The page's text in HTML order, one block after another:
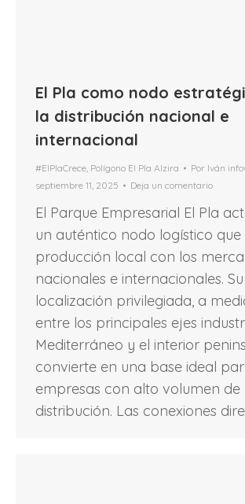
El Pla como nodo
la distribución nacional e
internacional
#ElPlaCrece Polígono El Pla Alzira Por Iván
septiembre 11, 2025
Deja un comentario
El Parque Empresarial El Pla
un auténtico nodo logístico
producción local con los
nacionales e internacionales. Su
localización privilegiada, a
entre los principales ejes
Mediterráneo y el interior
convierte en una base ideal
empresas con alto volumen de
distribución. Las conexiones